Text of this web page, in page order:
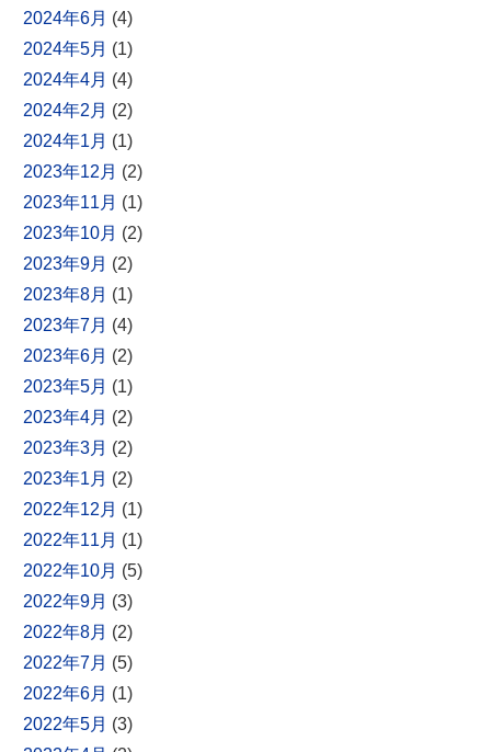
2024年6月 (4)
2024年5月 (1)
2024年4月 (4)
2024年2月 (2)
2024年1月 (1)
2023年12月 (2)
2023年11月 (1)
2023年10月 (2)
2023年9月 (2)
2023年8月 (1)
2023年7月 (4)
2023年6月 (2)
2023年5月 (1)
2023年4月 (2)
2023年3月 (2)
2023年1月 (2)
2022年12月 (1)
2022年11月 (1)
2022年10月 (5)
2022年9月 (3)
2022年8月 (2)
2022年7月 (5)
2022年6月 (1)
2022年5月 (3)